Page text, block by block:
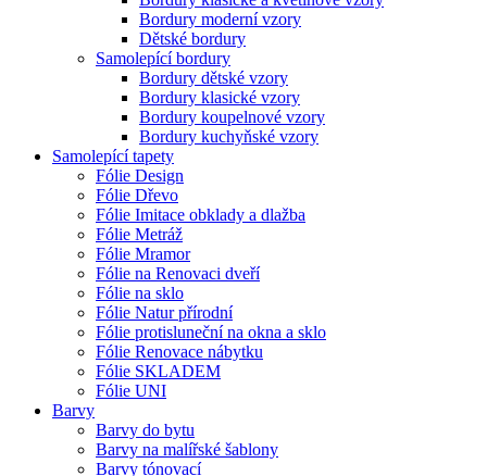
Bordury moderní vzory
Dětské bordury
Samolepící bordury
Bordury dětské vzory
Bordury klasické vzory
Bordury koupelnové vzory
Bordury kuchyňské vzory
Samolepící tapety
Fólie Design
Fólie Dřevo
Fólie Imitace obklady a dlažba
Fólie Metráž
Fólie Mramor
Fólie na Renovaci dveří
Fólie na sklo
Fólie Natur přírodní
Fólie protisluneční na okna a sklo
Fólie Renovace nábytku
Fólie SKLADEM
Fólie UNI
Barvy
Barvy do bytu
Barvy na malířské šablony
Barvy tónovací